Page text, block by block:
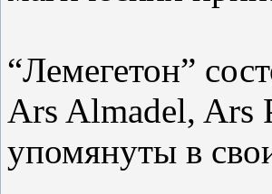
“Лемегетон”
Ars Almadel, Ars
упомянуты в